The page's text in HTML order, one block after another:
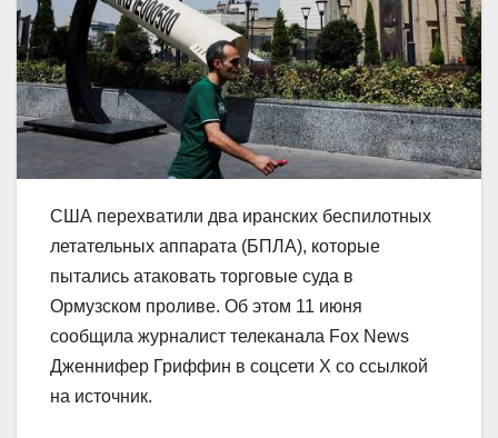
США перехватили два иранских беспилотных
летательных аппарата (БПЛА), которые
пытались атаковать торговые суда в
Ормузском проливе. Об этом 11 июня
сообщила журналист телеканала Fox News
Дженнифер Гриффин в соцсети X со ссылкой
на источник.